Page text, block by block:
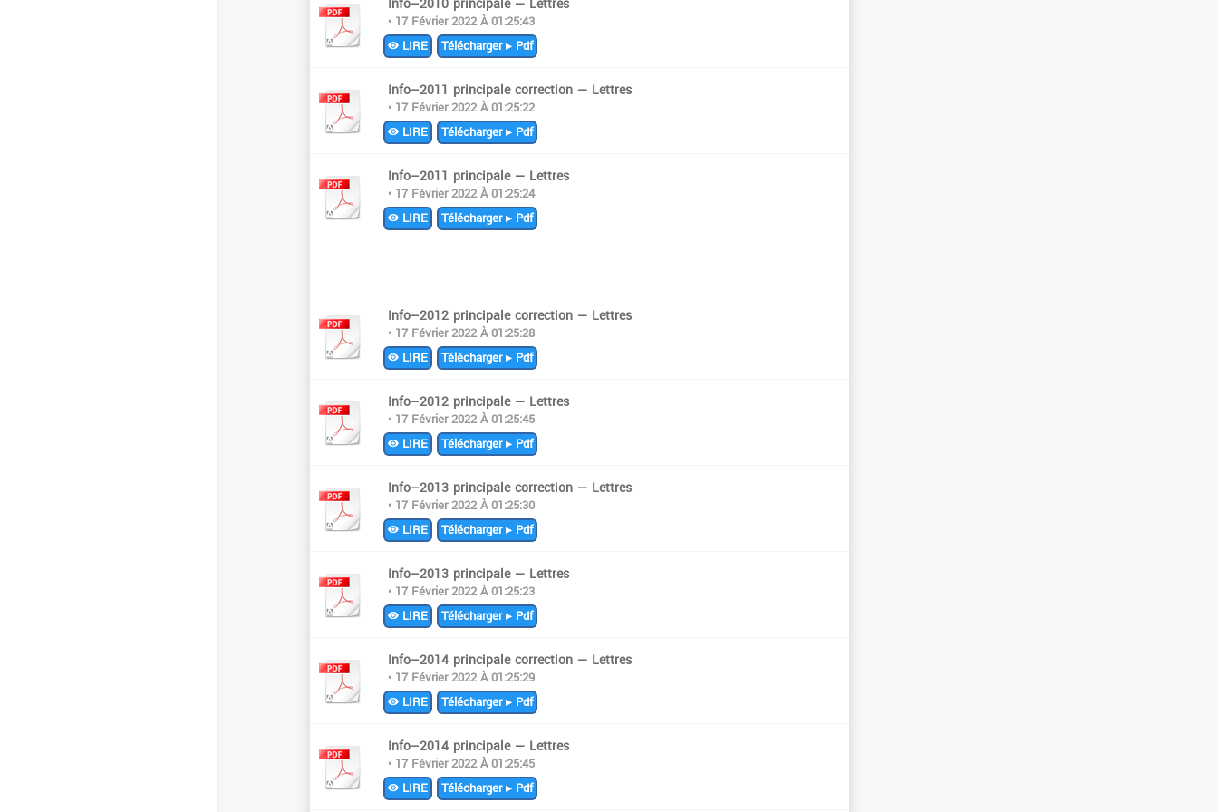
• 17 Février 2022 À 01:25:43
LIRE Télécharger ▸ Pdf
Info–2011 principale correction — Lettres
• 17 Février 2022 À 01:25:22
LIRE Télécharger ▸ Pdf
Info–2011 principale — Lettres
• 17 Février 2022 À 01:25:24
LIRE Télécharger ▸ Pdf
Info–2012 principale correction — Lettres
• 17 Février 2022 À 01:25:28
LIRE Télécharger ▸ Pdf
Info–2012 principale — Lettres
• 17 Février 2022 À 01:25:45
LIRE Télécharger ▸ Pdf
Info–2013 principale correction — Lettres
• 17 Février 2022 À 01:25:30
LIRE Télécharger ▸ Pdf
Info–2013 principale — Lettres
• 17 Février 2022 À 01:25:23
LIRE Télécharger ▸ Pdf
Info–2014 principale correction — Lettres
• 17 Février 2022 À 01:25:29
LIRE Télécharger ▸ Pdf
Info–2014 principale — Lettres
• 17 Février 2022 À 01:25:45
LIRE Télécharger ▸ Pdf